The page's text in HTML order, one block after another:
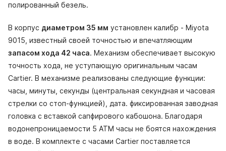
полированный безель.
В корпус диаметром 35 мм установлен калибр - Miyota
9015, известный своей точностью и впечатляющим
запасом хода 42 часа. Механизм обеспечивает высокую
точность хода, не уступающую оригинальным часам
Cartier. В механизме реализованы следующие функции:
часы, минуты, секунды (центральная секундная и часовая
стрелки со стоп-функцией), дата. фиксированная заводная
головка с вставкой сапфирового кабошона. Благодаря
водонепроницаемости 5 АТМ часы не боятся нахождения
в воде. В комплекте с часами Cartier поставляется